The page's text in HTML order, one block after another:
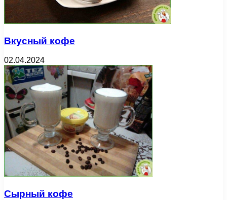
Вкусный кофе
02.04.2024
Сырный кофе